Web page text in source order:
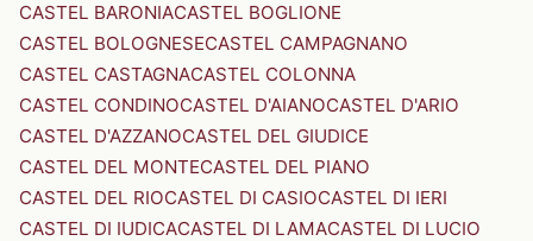
CASTEL BARONIACASTEL BOGLIONE
CASTEL BOLOGNESECASTEL CAMPAGNANO
CASTEL CASTAGNACASTEL COLONNA
CASTEL CONDINOCASTEL D'AIANOCASTEL D'ARIO
CASTEL D'AZZANOCASTEL DEL GIUDICE
CASTEL DEL MONTECASTEL DEL PIANO
CASTEL DEL RIOCASTEL DI CASIOCASTEL DI IERI
CASTEL DI IUDICACASTEL DI LAMACASTEL DI LUCIO